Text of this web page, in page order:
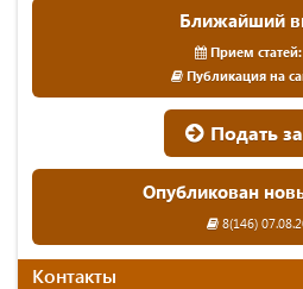
Ближайший
Прием статей:
Публикация на
Подать
Опубликован
8(146)
Контакты